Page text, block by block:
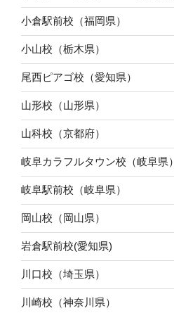
小倉駅前校（福岡県）
小山校（栃木県）
尾西ピアゴ校（愛知県）
山形校（山形県）
山科校（京都府）
岐阜カラフルタウン校（岐阜県）
岐阜駅前校（岐阜県）
岡山校（岡山県）
岩倉駅前校(愛知県)
川口校（埼玉県）
川崎校（神奈川県）